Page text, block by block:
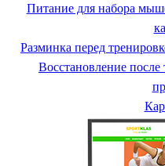
Питание для набора
Разминка перед
Восстановление